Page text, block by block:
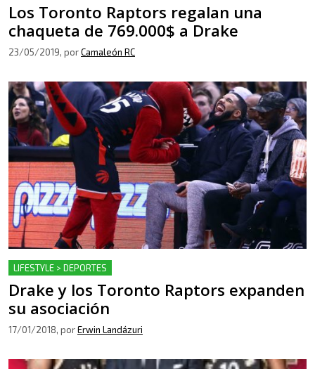
Los Toronto Raptors regalan una
chaqueta de 769.000$ a Drake
23/05/2019, porCamaleón RC
LIFESTYLE > DEPORTES
Drake y los Toronto Raptors expanden
su asociación
17/01/2018, porErwin Landázuri